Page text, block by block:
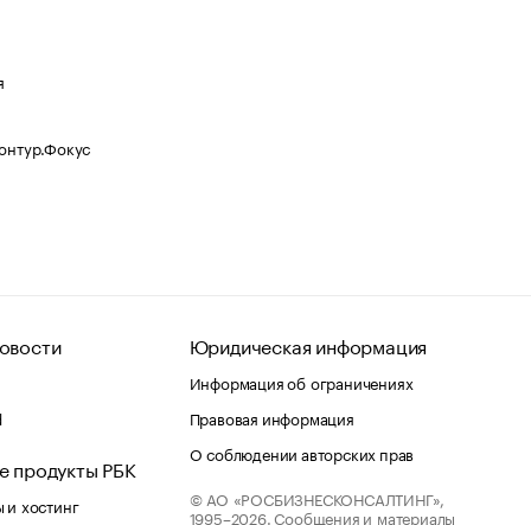
продукты РБК
хостинг
Юридическая информация
Информация об ограничениях
Правовая информация
О соблюдении авторских прав
© АО «РОСБИЗНЕСКОНСАЛТИНГ»,
1995–2026. Сообщения и материалы